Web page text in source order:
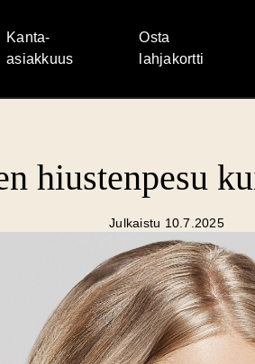
Kanta-
asiakkuus
Osta
lahjakortti
hiustenpesu
Julkaistu 10.7.2025